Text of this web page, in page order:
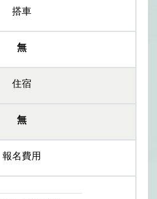
搭車
無
住宿
無
報名費用